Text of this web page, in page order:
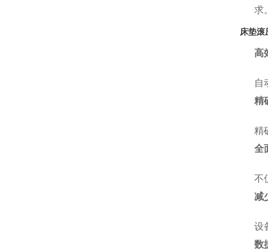
求
床垫滚
高
自
精
精
全
不
减
设
数